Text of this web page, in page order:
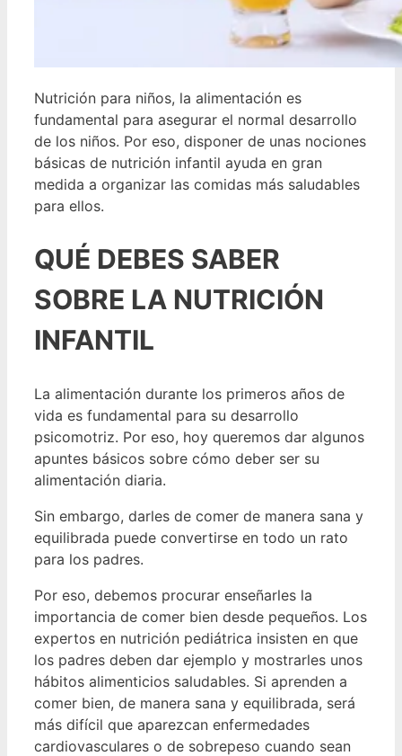
Nutrición para niños, la alimentación es
fundamental para asegurar el normal desarrollo
de los niños. Por eso, disponer de unas nociones
básicas de nutrición infantil ayuda en gran
medida a organizar las comidas más saludables
para ellos.
QUÉ DEBES SABER
SOBRE LA NUTRICIÓN
INFANTIL
La alimentación durante los primeros años de
vida es fundamental para su desarrollo
psicomotriz. Por eso, hoy queremos dar algunos
apuntes básicos sobre cómo deber ser su
alimentación diaria.
Sin embargo, darles de comer de manera sana y
equilibrada puede convertirse en todo un rato
para los padres.
Por eso, debemos procurar enseñarles la
importancia de comer bien desde pequeños. Los
expertos en nutrición pediátrica insisten en que
los padres deben dar ejemplo y mostrarles unos
hábitos alimenticios saludables. Si aprenden a
comer bien, de manera sana y equilibrada, será
más difícil que aparezcan enfermedades
cardiovasculares o de sobrepeso cuando sean